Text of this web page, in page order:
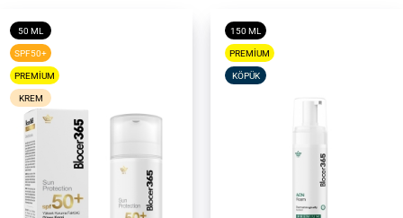
50 ML
SPF50+
PREMIUM
KREM
150 ML
PREMIUM
KÖPÜK